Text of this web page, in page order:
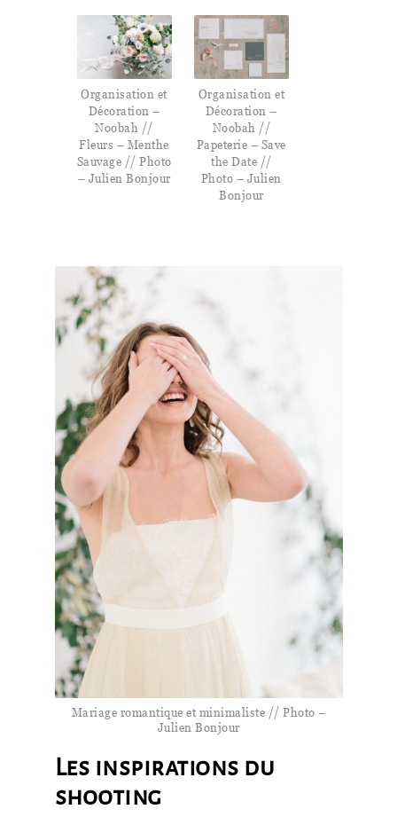
Organisation et
Décoration –
Noobah //
Fleurs – Menthe
Sauvage // Photo
– Julien Bonjour
Organisation et
Décoration –
Noobah //
Papeterie – Save
the Date //
Photo – Julien
Bonjour
Mariage romantique et minimaliste // Photo –
Julien Bonjour
Les inspirations du
shooting